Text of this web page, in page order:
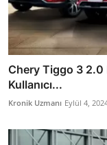
Chery Tiggo 3 2.0
Kullanıcı...
Kronik Uzmanı Eylül 4,